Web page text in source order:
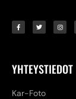
YHTEYSTIEDOT
Kar-Foto